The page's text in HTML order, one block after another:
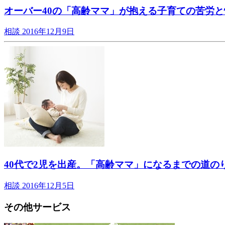
オーバー40の「高齢ママ」が抱える子育ての苦労
相談 2016年12月9日
40代で2児を出産。「高齢ママ」になるまでの道の
相談 2016年12月5日
その他サービス